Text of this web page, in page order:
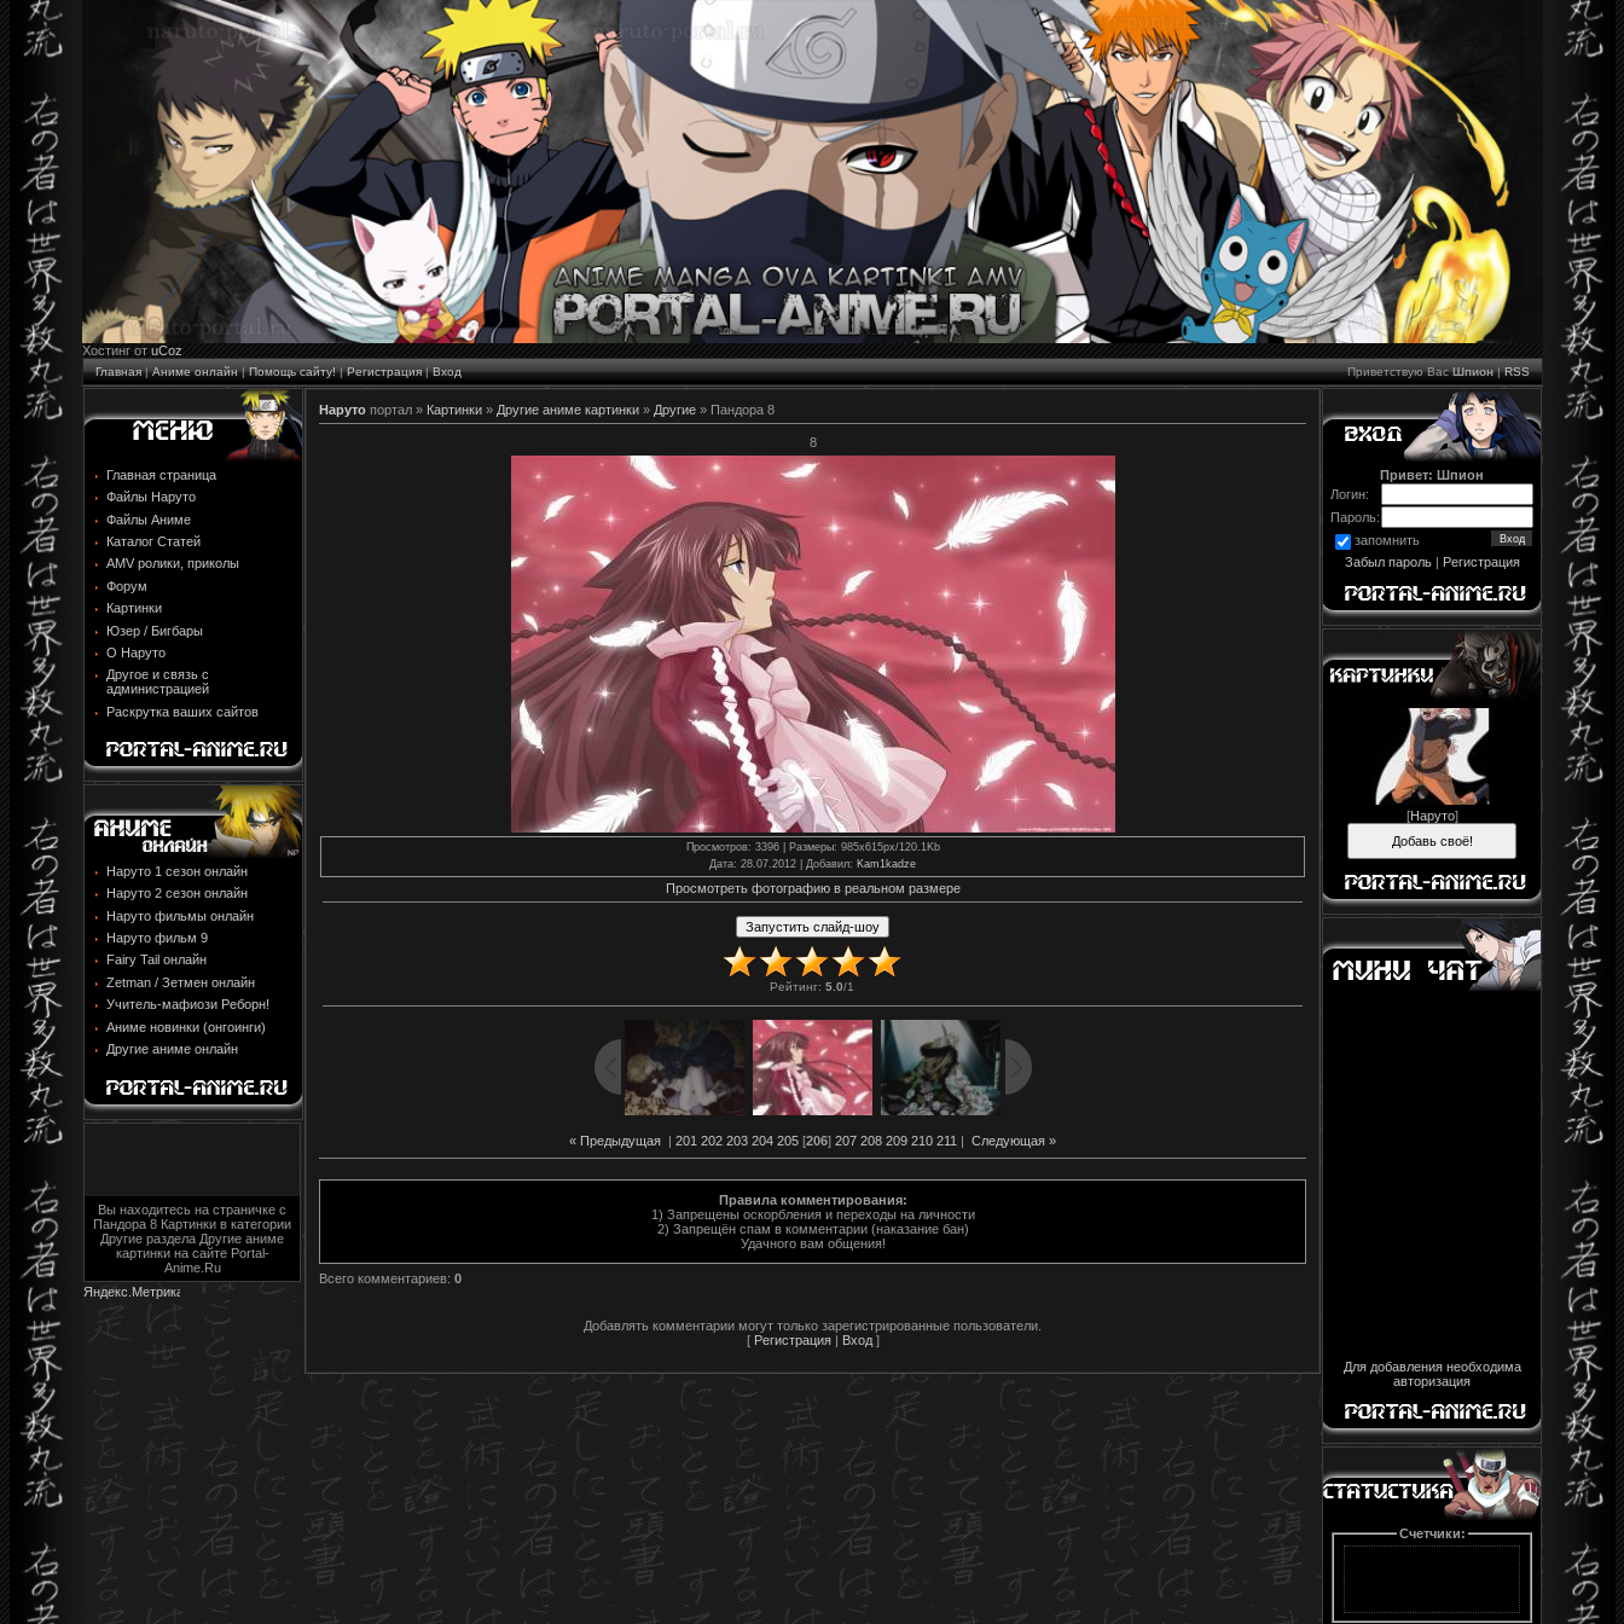
Хостинг от uCoz
Главная|Аниме онлайн|Помощь сайту!|Регистрация|Вход Приветствую Вас Шпион|RSS
Главная страница
Файлы Наруто
Файлы Аниме
Каталог Статей
AMV ролики, приколы
Форум
Картинки
Юзер / Бигбары
О Наруто
Другое и связь с
администрацией
Раскрутка ваших сайтов
Наруто 1 сезон онлайн
Наруто 2 сезон онлайн
Наруто фильмы онлайн
Наруто фильм 9
Fairy Tail онлайн
Zetman / Зетмен онлайн
Учитель-мафиози Реборн!
Аниме новинки (онгоинги)
Другие аниме онлайн
Вы находитесь на страничке с
Пандора 8 Картинки в категории
Другие раздела Другие аниме
картинки на сайте Portal-
Anime.Ru
Наруто портал » Картинки » Другие аниме картинки » Другие » Пандора 8
8
Просмотров: 3396 | Размеры: 985x615px/120.1Kb
Дата: 28.07.2012 | Добавил: Kam1kadze
Просмотреть фотографию в реальном размере
Рейтинг: 5.0/1
« Предыдущая | 201 202 203 204 205 [206] 207 208 209 210 211 | Следующая »
Правила комментирования:
1) Запрещены оскорбления и переходы на личности
2) Запрещён спам в комментарии (наказание бан)
Удачного вам общения!
Всего комментариев: 0
Добавлять комментарии могут только зарегистрированные пользователи.
[ Регистрация| Вход]
Привет: Шпион
Логин:
Пароль:
запомнить
Забыл пароль| Регистрация
[Наруто]
Для добавления необходима
авторизация
Счетчики: